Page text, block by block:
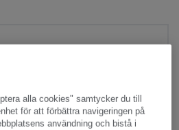
alla cookies" samtycker du till
för att förbättra navigeringen på
användning och bistå i